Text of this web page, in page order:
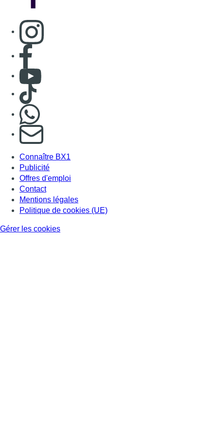
Consulter page Instagram
Consulter page Facebook
Consulter Youtube
Consulter TikTok
S'abonner à notre newsletter
Connaître BX1
Publicité
Offres d'emploi
Contact
Mentions légales
Politique de cookies (UE)
Gérer les cookies